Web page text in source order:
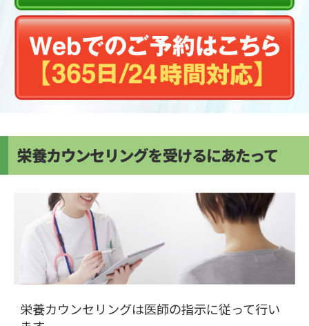
栄養カウンセリングを受けるにあたって
栄養カウンセリングは医師の指示に従って行い